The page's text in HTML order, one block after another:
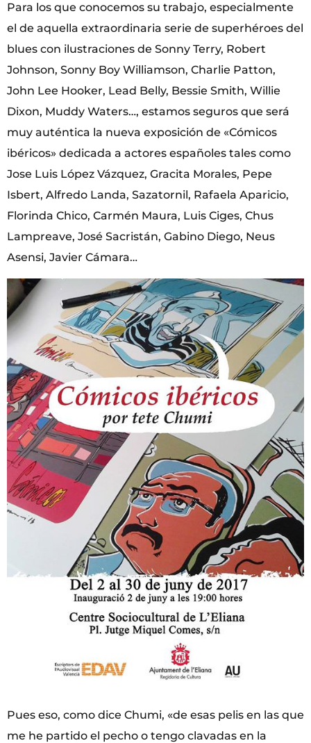
Para los que conocemos su trabajo, especialmente
el de aquella extraordinaria serie de superhéroes del
blues con ilustraciones de Sonny Terry, Robert
Johnson, Sonny Boy Williamson, Charlie Patton,
John Lee Hooker, Lead Belly, Bessie Smith, Willie
Dixon, Muddy Waters…, estamos seguros que será
muy auténtica la nueva exposición de «Cómicos
ibéricos» dedicada a actores españoles tales como
Jose Luis López Vázquez, Gracita Morales, Pepe
Isbert, Alfredo Landa, Sazatornil, Rafaela Aparicio,
Florinda Chico, Carmén Maura, Luis Ciges, Chus
Lampreave, José Sacristán, Gabino Diego, Neus
Asensi, Javier Cámara…
Pues eso, como dice Chumi, «de esas pelis en las que
me he partido el pecho o tengo clavadas en la